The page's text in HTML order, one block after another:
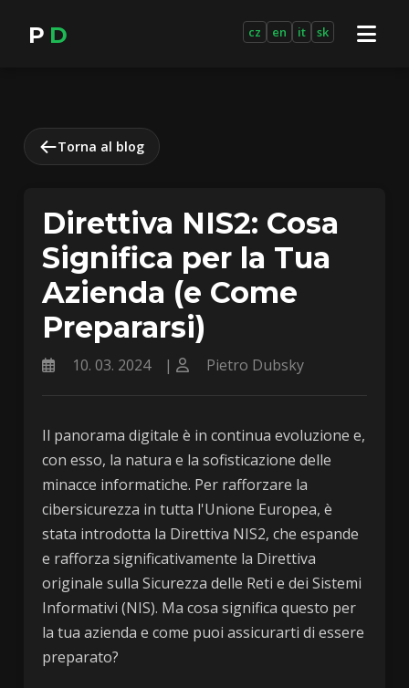
P D cz en it sk
Torna al blog
Direttiva NIS2: Cosa
Significa per la Tua
Azienda (e Come
Prepararsi)
10. 03. 2024 | Pietro Dubsky
Il panorama digitale è in continua evoluzione e,
con esso, la natura e la sofisticazione delle
minacce informatiche. Per rafforzare la
cibersicurezza in tutta l'Unione Europea, è
stata introdotta la Direttiva NIS2, che espande
e rafforza significativamente la Direttiva
originale sulla Sicurezza delle Reti e dei Sistemi
Informativi (NIS). Ma cosa significa questo per
la tua azienda e come puoi assicurarti di essere
preparato?